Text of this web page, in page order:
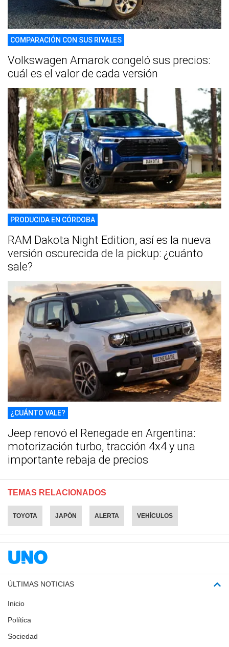
COMPARACIÓN CON SUS RIVALES
Volkswagen Amarok congeló sus precios:
cuál es el valor de cada versión
PRODUCIDA EN CÓRDOBA
RAM Dakota Night Edition, así es la nueva
versión oscurecida de la pickup: ¿cuánto
sale?
¿CUÁNTO VALE?
Jeep renovó el Renegade en Argentina:
motorización turbo, tracción 4x4 y una
importante rebaja de precios
TEMAS RELACIONADOS
TOYOTA JAPÓN ALERTA VEHÍCULOS
ÚLTIMAS NOTICIAS
Inicio
Política
Sociedad